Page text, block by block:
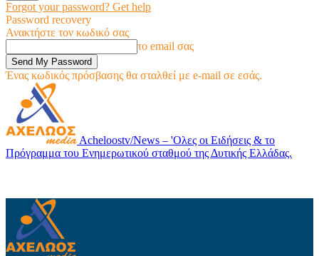
Forgot your password? Get help
Password recovery
Ανακτήστε τον κωδικό σας
το email σας
Ένας κωδικός πρόσβασης θα σταλθεί με e-mail σε εσάς.
Acheloostv/News – 'Ολες οι Ειδήσεις & το
Πρόγραμμα του Ενημερωτικού σταθμού της Δυτικής Ελλάδας.